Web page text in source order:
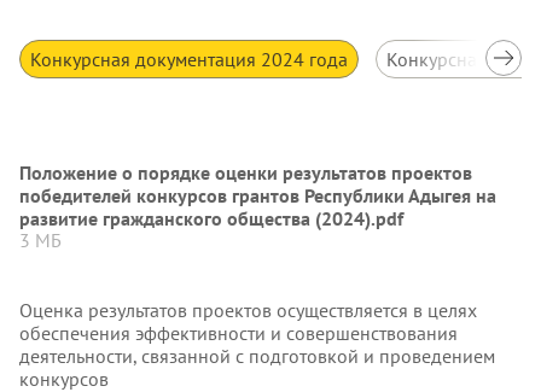
Конкурсная документация 2024 года Конкурсная
Положение о порядке оценки результатов проектов
победителей конкурсов грантов Республики Адыгея на
развитие гражданского общества (2024).pdf
3 МБ
Оценка результатов проектов осуществляется в целях
обеспечения эффективности и совершенствования
деятельности, связанной с подготовкой и проведением
конкурсов